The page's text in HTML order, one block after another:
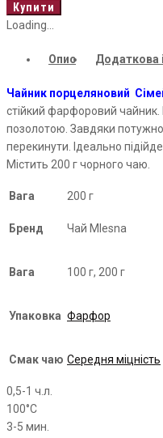
Купити
Loading...
Опис Додаткова
Чайник порцеляновий
стійкий фарфоровий
позолотою. Завдяки
перекинути. Ідеально
Містить 200 г чорного чаю.
Вага 200 г
Бренд Чай Mlesna
Вага 100 г, 200 г
Упаковка Фарфор
Смак чаю Середня міцність
0,5-1 ч.л.
100°С
3-5 мин.